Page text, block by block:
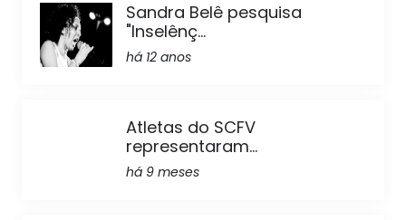
Sandra Belê pesquisa
"Inselênç...
há 12 anos
Atletas do SCFV
representaram...
há 9 meses